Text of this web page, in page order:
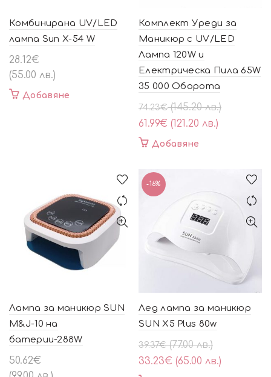
Комбинирана UV/LED
лампа Sun X-54 W
28.12€
(55.00 лв.)
Добавяне
Комплект Уреди за
Маникюр с UV/LED
Лампа 120W и
Електрическа Пила 65W
35 000 Оборота
74.23€ (145.20 лв.)
Original
price
was:
74.23€
лв.).
61.99€ (121.20 лв.)
Текущата
цена
е:
61.99€
лв.).
Добавяне
Лампа за маникюр SUN
M&J-10 на
батерии-288W
50.62€
-16%
Лед лампа за маникюр
SUN X5 Plus 80w
39.37€ (77.00 лв.)
Original
price
was:
33.23€ (65.00 лв.)
Текущата
цена
е: